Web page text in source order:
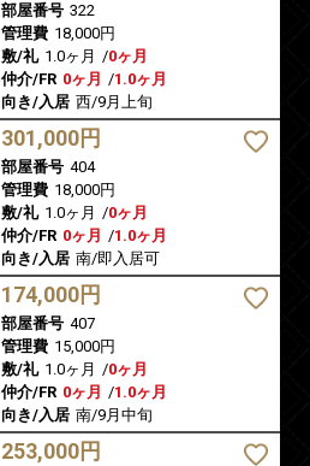
部屋番号 322
管理費 18,000円
敷/礼 1.0ヶ月 /0ヶ月
仲介/FR 0ヶ月 /1.0ヶ月
向き/入居 西/9月上旬
301,000円
部屋番号 404
管理費 18,000円
敷/礼 1.0ヶ月 /0ヶ月
仲介/FR 0ヶ月 /1.0ヶ月
向き/入居 南/即入居可
174,000円
部屋番号 407
管理費 15,000円
敷/礼 1.0ヶ月 /0ヶ月
仲介/FR 0ヶ月 /1.0ヶ月
向き/入居 南/9月中旬
253,000円